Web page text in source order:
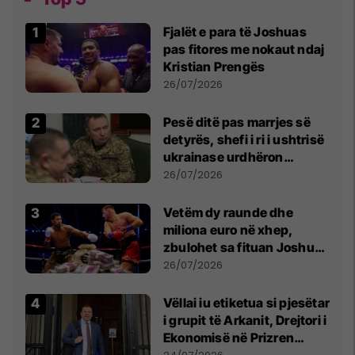
Fjalët e para të Joshuas
pas fitores me nokaut ndaj
Kristian Prengës
26/07/2026
Pesë ditë pas marrjes së
detyrës, shefi i ri i ushtrisë
ukrainase urdhëron
kontroll të madh
26/07/2026
Vetëm dy raunde dhe
miliona euro në xhep,
zbulohet sa fituan Joshua
e Prenga
26/07/2026
Vëllai iu etiketua si pjesëtar
i grupit të Arkanit, Drejtori i
Ekonomisë në Prizren